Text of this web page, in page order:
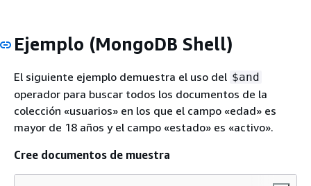
Ejemplo (MongoDB Shell)
El siguiente ejemplo demuestra el uso del $and
operador para buscar todos los documentos de la
colección «usuarios» en los que el campo «edad» es
mayor de 18 años y el campo «estado» es «activo».
Cree documentos de muestra